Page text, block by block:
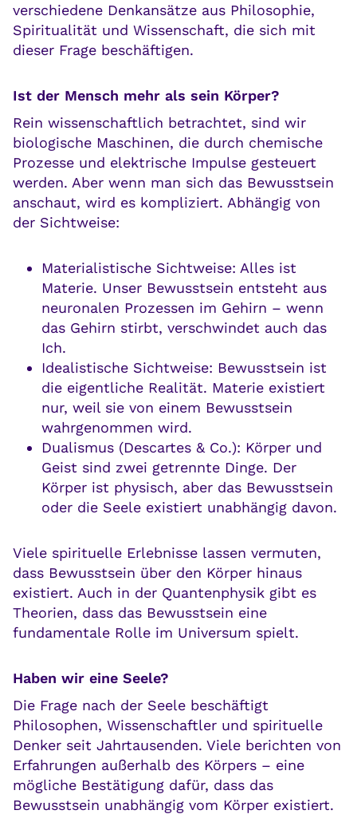
verschiedene Denkansätze aus Philosophie,
Spiritualität und Wissenschaft, die sich mit
dieser Frage beschäftigen.
Ist der Mensch mehr als sein Körper?
Rein wissenschaftlich betrachtet, sind wir
biologische Maschinen, die durch chemische
Prozesse und elektrische Impulse gesteuert
werden. Aber wenn man sich das Bewusstsein
anschaut, wird es kompliziert. Abhängig von
der Sichtweise:
Materialistische Sichtweise: Alles ist
Materie. Unser Bewusstsein entsteht aus
neuronalen Prozessen im Gehirn – wenn
das Gehirn stirbt, verschwindet auch das
Ich.
Idealistische Sichtweise: Bewusstsein ist
die eigentliche Realität. Materie existiert
nur, weil sie von einem Bewusstsein
wahrgenommen wird.
Dualismus (Descartes & Co.): Körper und
Geist sind zwei getrennte Dinge. Der
Körper ist physisch, aber das Bewusstsein
oder die Seele existiert unabhängig davon.
Viele spirituelle Erlebnisse lassen vermuten,
dass Bewusstsein über den Körper hinaus
existiert. Auch in der Quantenphysik gibt es
Theorien, dass das Bewusstsein eine
fundamentale Rolle im Universum spielt.
Haben wir eine Seele?
Die Frage nach der Seele beschäftigt
Philosophen, Wissenschaftler und spirituelle
Denker seit Jahrtausenden. Viele berichten von
Erfahrungen außerhalb des Körpers – eine
mögliche Bestätigung dafür, dass das
Bewusstsein unabhängig vom Körper existiert.